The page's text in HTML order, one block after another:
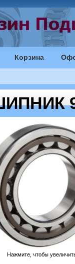
Корзина
Нажмите, чтобы